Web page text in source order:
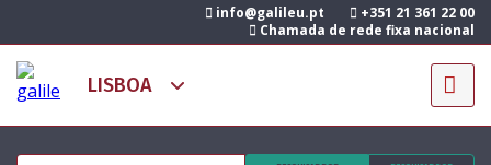
info@galileu.pt
+351 21 361 22 00
Chamada de rede fixa nacional